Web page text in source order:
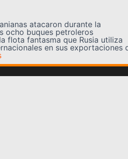
atacaron durante la
ocho buques petroleros
flota fantasma que Rusia utiliza
en sus exportaciones